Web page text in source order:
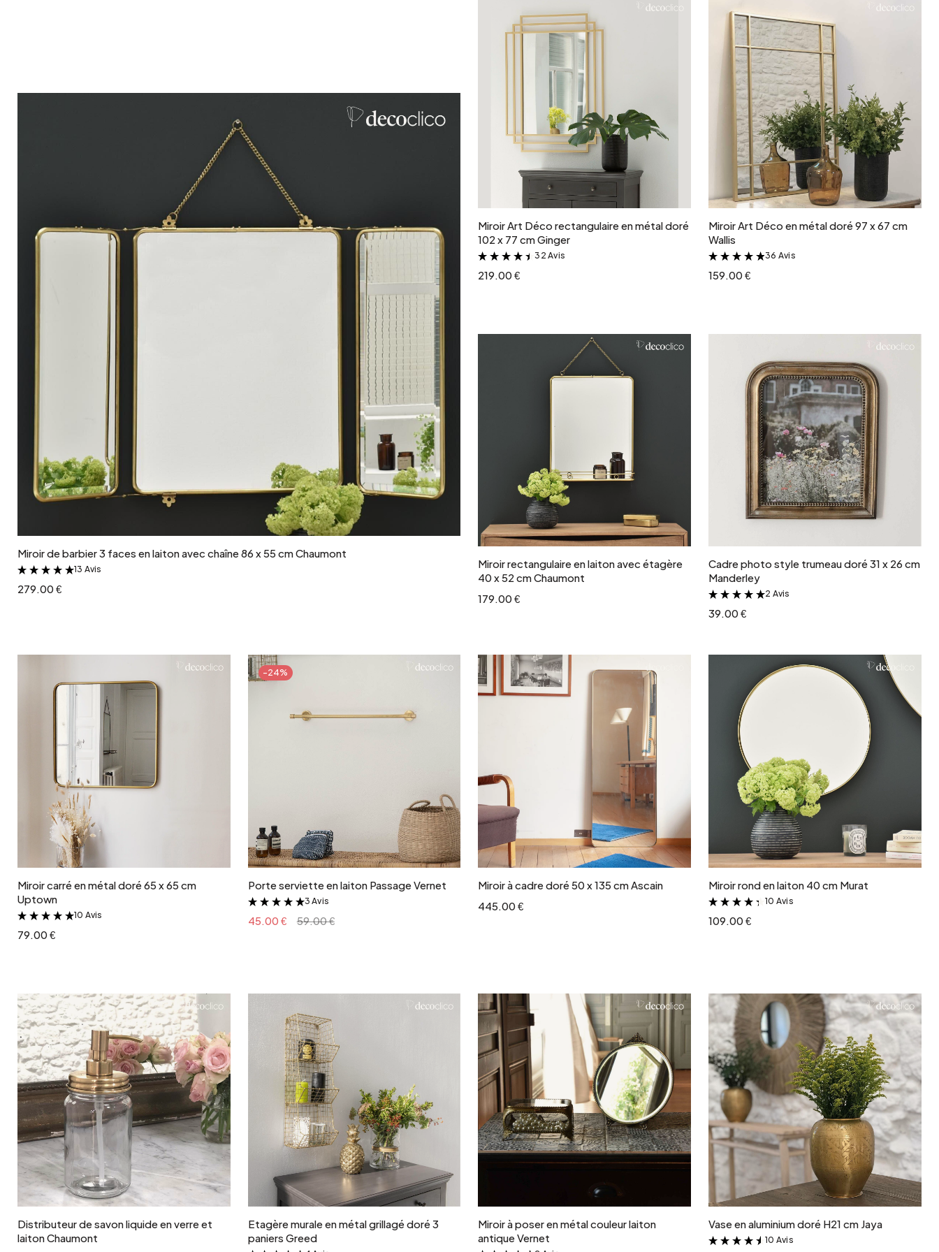
Ajouter au panier
Miroir de barbier 3 faces en laiton avec chaîne 86 x 55 cm Chaumont
&
13 Avis
279.00 €
Ajouter au panier
Miroir Art Déco rectangulaire en métal doré
102 x 77 cm Ginger
&
32 Avis
219.00 €
Ajouter au panier
Miroir Art Déco en métal doré 97 x 67 cm
Wallis
&
36 Avis
159.00 €
Ajouter au panier
Miroir rectangulaire en laiton avec étagère
40 x 52 cm Chaumont
179.00 €
Ajouter au panier
Cadre photo style trumeau doré 31 x 26 cm
Manderley
&
2 Avis
39.00 €
Ajouter au panier
Miroir carré en métal doré 65 x 65 cm
Uptown
&
10 Avis
79.00 €
-24%
Ajouter au panier
Porte serviette en laiton Passage Vernet
&
3 Avis
45.00 € 59.00 €
Ajouter au panier
Miroir à cadre doré 50 x 135 cm Ascain
445.00 €
Ajouter au panier
Miroir rond en laiton 40 cm Murat
&
10 Avis
109.00 €
Ajouter au panier
Distributeur de savon liquide en verre et
laiton Chaumont
Ajouter au panier
Etagère murale en métal grillagé doré 3
paniers Greed
Ajouter au panier
Miroir à poser en métal couleur laiton
antique Vernet
Ajouter au panier
Vase en aluminium doré H21 cm Jaya
&
10 Avis